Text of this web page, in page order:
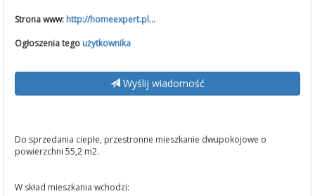
Strona www: http://homeexpert.pl...
Ogłoszenia tego użytkownika
Wyślij wiadomość
Do sprzedania ciepłe, przestronne mieszkanie dwupokojowe o
powierzchni 55,2 m2.
W skład mieszkania wchodzi: